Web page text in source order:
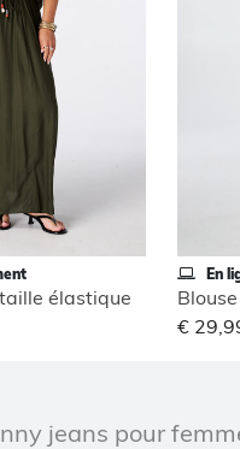
élastique
En
€
jeans pour